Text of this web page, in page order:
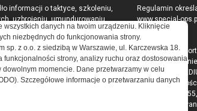
informacji o taktyce, szkoleniu,
uzbrojeniu, umundurowaniu
specjalnych w kraju
Regulamin
www.special-ops.pl
Korzystanie z
z
przez Grupa
KRS:
146393437
danych na twoim urządzeniu. Kliknięcie
niezbędnych do funkcjonowania strony.
sp. z o.o. z siedzibą w Warszawie, ul. Karczewska 18.
strony, analizy ruchu oraz dostosowania
momencie. Dane przetwarzamy w celu
Szczegółowe informacje o przetwarzaniu danych